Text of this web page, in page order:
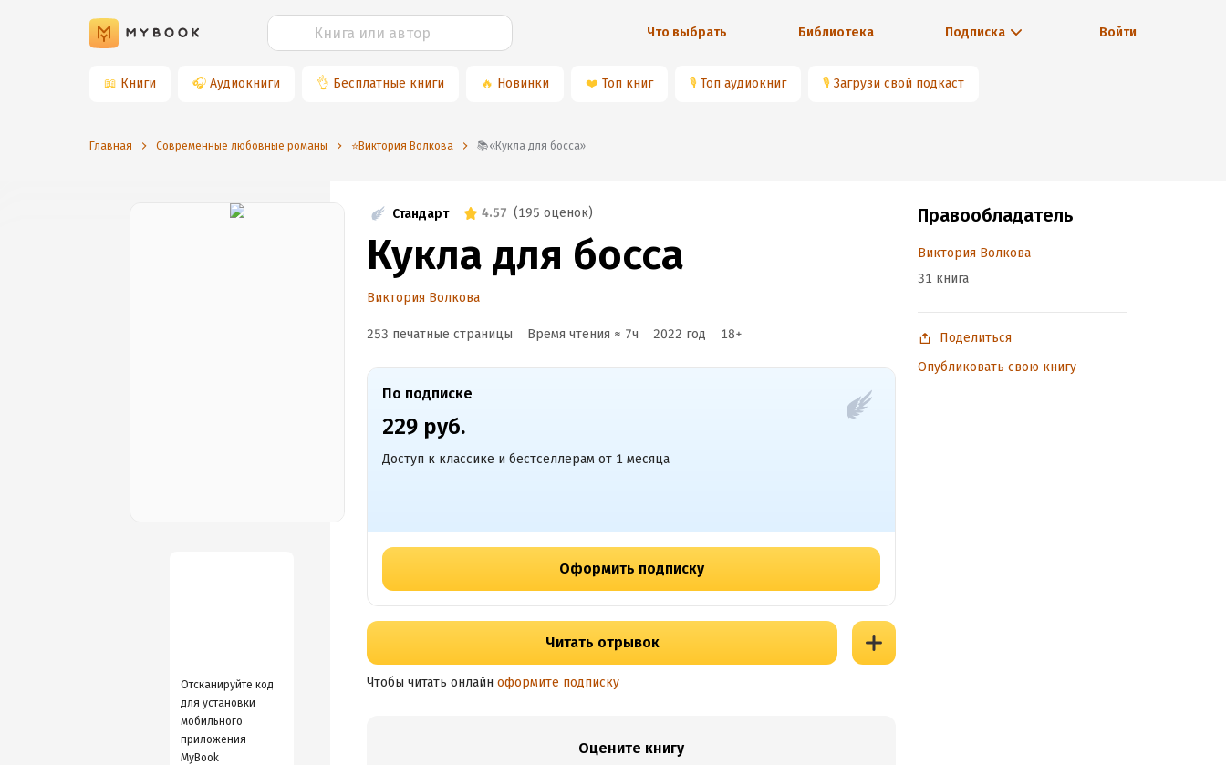
Что выбрать Библиотека Подписка Войти
📖 Книги 🎧 Аудиокниги 👌 Бесплатные книги 🔥 Новинки ❤️ Топ книг 🎙 Топ аудиокниг 🎙 Загрузи свой подкаст
Главная Современные любовные романы ⭐️Виктория Волкова 📚«Кукла для босса»
Отсканируйте код
для установки
мобильного
приложения
MyBook
Стандарт 4.57 (195 оценок)
Кукла для босса
Виктория Волкова
253 печатные страницы Время чтения ≈ 7ч 2022 год 18+
По подписке
229 руб.
Доступ к классике и бестселлерам от 1 месяца
Оформить подписку
Читать отрывок
Чтобы читать онлайн оформите подписку
Оцените книгу
Правообладатель
Виктория Волкова
31 книга
Поделиться
Опубликовать свою книгу